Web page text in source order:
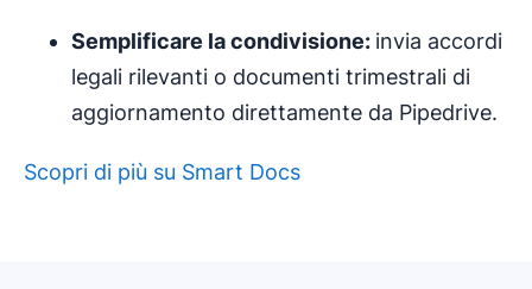
Semplificare la condivisione: invia accordi
legali rilevanti o documenti trimestrali di
aggiornamento direttamente da Pipedrive.
Scopri di più su Smart Docs